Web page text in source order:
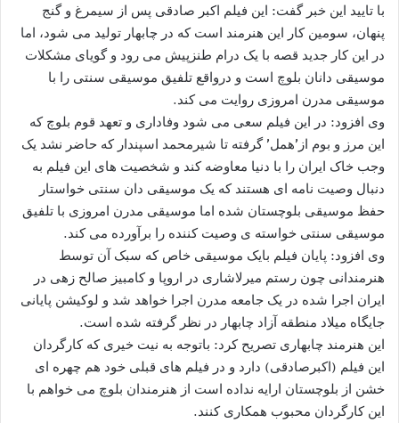
با تایید این خبر گفت: این فیلم اکبر صادقی پس از سیمرغ و گنج
پنهان، سومین کار این هنرمند است که در چابهار تولید می شود، اما
در این کار جدید قصه با یک درام طنزپیش می رود و گویای مشکلات
موسیقی دانان بلوچ است و درواقع تلفیق موسیقی سنتی را با
موسیقی مدرن امروزی روایت می کند.
وی افزود: در این فیلم سعی می شود وفاداری و تعهد قوم بلوچ که
این مرز و بوم از’همل’ گرفته تا شیرمحمد اسپندار که حاضر نشد یک
وجب خاک ایران را با دنیا معاوضه کند و شخصیت های این فیلم به
دنبال وصیت نامه ای هستند که یک موسیقی دان سنتی خواستار
حفظ موسیقی بلوچستان شده اما موسیقی مدرن امروزی با تلفیق
موسیقی سنتی خواسته ی وصیت کننده را برآورده می کند.
وی افزود: پایان فیلم بایک موسیقی خاص که سبک آن توسط
هنرمندانی چون رستم میرلاشاری در اروپا و کامبیز صالح زهی در
ایران اجرا شده در یک جامعه مدرن اجرا خواهد شد و لوکیشن پایانی
جایگاه میلاد منطقه آزاد چابهار در نظر گرفته شده است.
این هنرمند چابهاری تصریح کرد: باتوجه به نیت خیری که کارگردان
این فیلم (اکبرصادقی) دارد و در فیلم های قبلی خود هم چهره ای
خشن از بلوچستان ارایه نداده است از هنرمندان بلوچ می خواهم با
این کارگردان محبوب همکاری کنند.